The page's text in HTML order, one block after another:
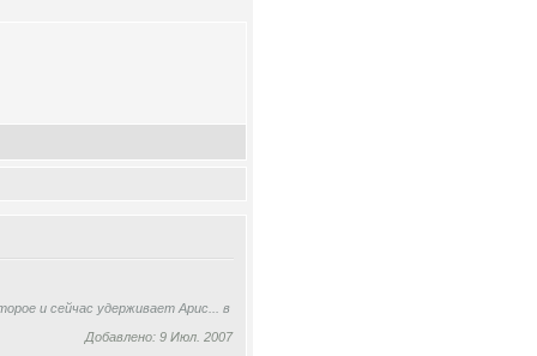
и сейчас удерживает Арис... в
Добавлено: 9 Июл. 2007